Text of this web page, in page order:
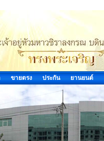
ขายตรง ประกัน ยานยนต์